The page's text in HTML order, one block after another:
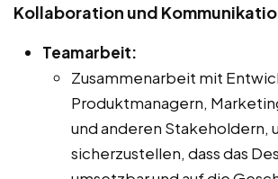
Kollaboration und
Teamarbeit:
Zusammenarbeit mit
Produktmanagern,
und anderen Stakeholdern,
sicherzustellen, dass das